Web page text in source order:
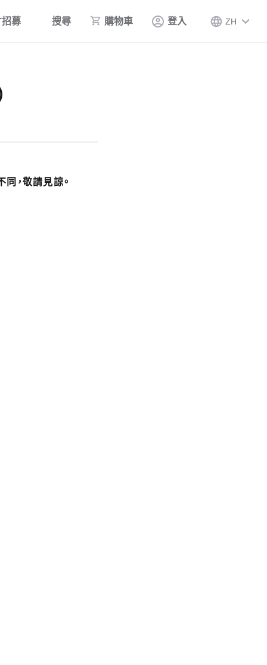
招募 搜尋 購物車 登入 ZH
，敬請見諒。